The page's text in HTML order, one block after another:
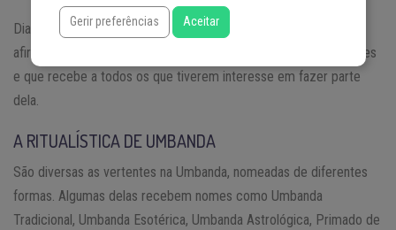
Diante de tantas influências e referências espirituais, podemos
afirmar que a Umbanda é uma religião aberta, sem discriminações
e que recebe a todos os que tiverem interesse em fazer parte
dela.
A RITUALÍSTICA DE UMBANDA
São diversas as vertentes na Umbanda, nomeadas de diferentes
formas. Algumas delas recebem nomes como Umbanda
Tradicional, Umbanda Esotérica, Umbanda Astrológica, Primado de
Gerir preferências Aceitar